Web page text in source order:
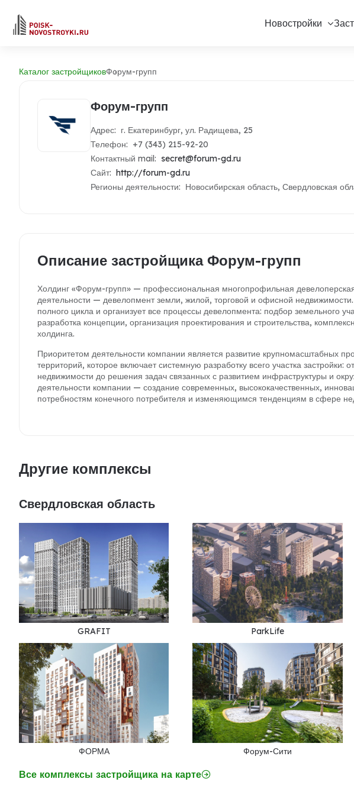
Новостройки
Каталог застройщиковФорум-групп
Форум-групп
Адрес: г. Екатеринбург, ул. Радищева, 25
Телефон: +7 (343) 215-92-20
Контактный mail: secret@forum-gd.ru
Сайт: http://forum-gd.ru
Регионы деятельности: Новосибирская область, Свердловская
Описание застройщика Форум-групп
Холдинг «Форум-групп» — профессиональная многопрофильная
деятельности — девелопмент земли, жилой, торговой и офисной
полного цикла и организует все процессы девелопмента: подбор земельного
разработка концепции, организация проектирования и строительства,
холдинга.
Приоритетом деятельности компании является развитие крупномасштабных
территорий, которое включает системную разработку всего участка застройки:
недвижимости до решения задач связанных с развитием инфраструктуры и
деятельности компании — создание современных, высококачественных,
потребностям конечного потребителя и изменяющимся тенденциям в сфере
Другие комплексы
Свердловская область
GRAFIT ParkLife
ФОРМА Форум-Сити
Все комплексы застройщика на карте